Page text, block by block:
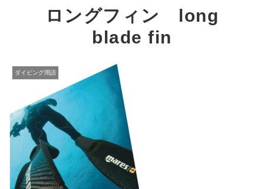
ロングフィン long
blade fin
ダイビング用語